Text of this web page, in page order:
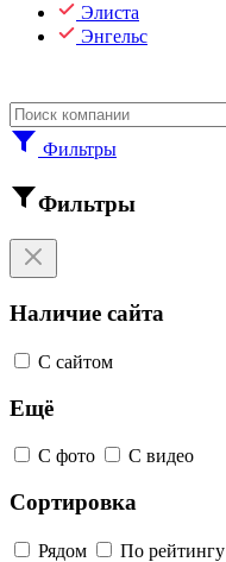
Элиста
Энгельс
Фильтры
Фильтры
Наличие сайта
С сайтом
Ещё
С фото С видео
Сортировка
Рядом По рейтингу